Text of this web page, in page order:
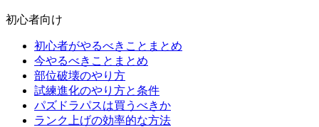
初心者向け
初心者がやるべきことまとめ
今やるべきことまとめ
部位破壊のやり方
試練進化のやり方と条件
パズドラパスは買うべきか
ランク上げの効率的な方法